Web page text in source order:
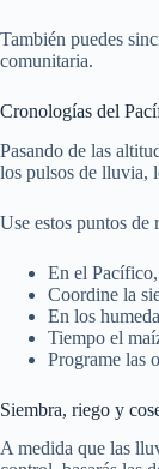
También puedes
comunitaria.
Cronologías del
Pasando de las
los pulsos de lluvia,
Use estos puntos de
En el
Coordine la
En los
Tiempo el
Programe las
Siembra, riego y
A medida que las